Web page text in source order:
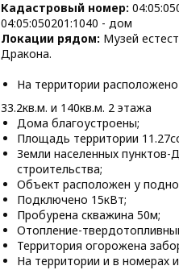
Кадастровый номер:
04:05:050201:1040 - дом
Локации рядом: Музей
Дракона.
На территории
33.2кв.м. и 140кв.м. 2 этажа
Дома благоустроены;
Площадь территории
Земли населенных
строительства;
Объект расположен у
Подключено 15кВт;
Пробурена скважина 50м;
Отопление-
Территория огорожена
На территории и в номерах